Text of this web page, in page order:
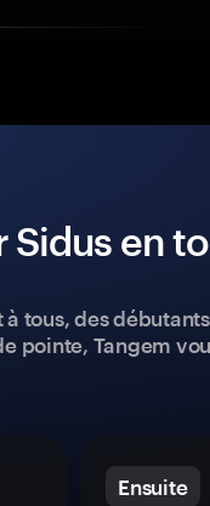
en
tous, des
pointe, Tangem
Ensuite